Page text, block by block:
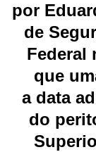
por
de
Federal
que
a data
do